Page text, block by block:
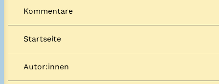
Kommentare
Startseite
Autor:innen